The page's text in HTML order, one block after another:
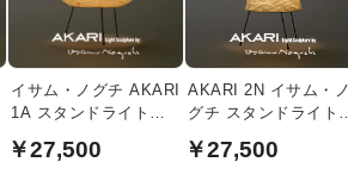
イサム・ノグチ AKARI
1A スタンドライト
￥27,500
AKARI 2N イサム・
グチ スタンドライト
￥27,500